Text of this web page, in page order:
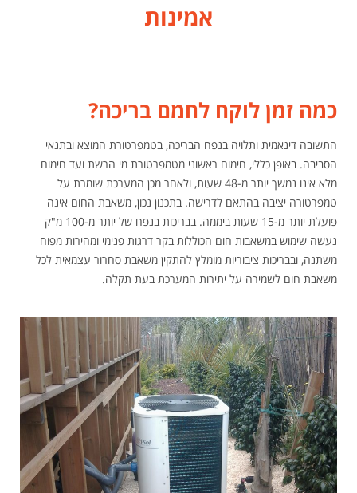
אמינות
כמה זמן לוקח לחמם בריכה?
התשובה דינאמית ותלויה בנפח הבריכה, בטמפרטורת המוצא ובתנאי
הסביבה. באופן כללי, חימום ראשוני מטמפרטורת מי הרשת ועד חימום
מלא אינו נמשך יותר מ-48 שעות, ולאחר מכן המערכת שומרת על
טמפרטורה יציבה בהתאם לדרישה. בתכנון נכון, משאבת החום אינה
פועלת יותר מ-15 שעות ביממה. בבריכות בנפח של יותר מ-100 מ"ק
נעשה שימוש במשאבות חום הכוללות בקר דרגות פנימי ומהירות מפוח
משתנה, ובבריכות ציבוריות מומלץ להתקין משאבת סחרור עצמאית לכל
משאבת חום לשמירה על יתירות המערכת בעת תקלה.